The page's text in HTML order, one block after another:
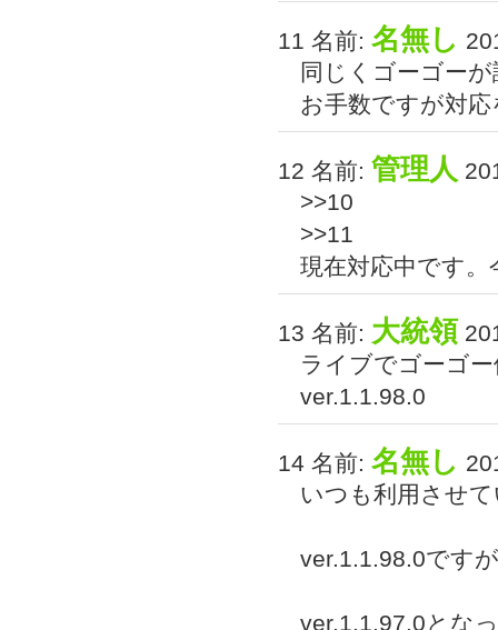
11 名前: 名無し
同じくゴーゴー
お手数ですが対
12 名前: 管理人
>>10
>>11
現在対応中です
13 名前: 大統領
ライブでゴーゴ
ver.1.1.98.0
14 名前: 名無し
いつも利用させ
ver.1.1.98.0です
ver.1.1.97.0とな